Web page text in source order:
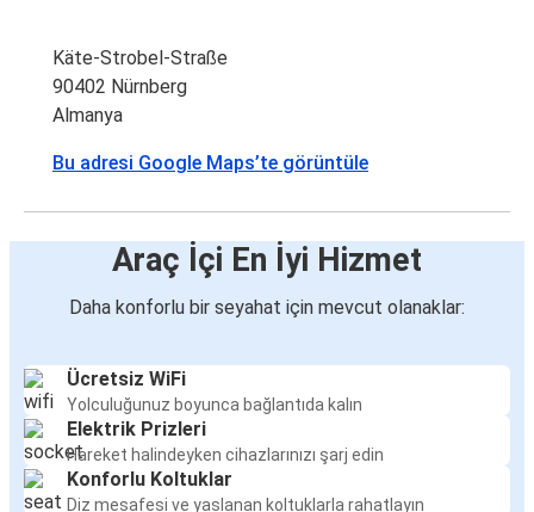
Käte-Strobel-Straße
90402 Nürnberg
Almanya
Bu adresi Google Maps’te görüntüle
Araç İçi En İyi Hizmet
Daha konforlu bir seyahat için mevcut olanaklar:
Ücretsiz WiFi
Yolculuğunuz boyunca bağlantıda kalın
Elektrik Prizleri
Hareket halindeyken cihazlarınızı şarj edin
Konforlu Koltuklar
Diz mesafesi ve yaslanan koltuklarla rahatlayın